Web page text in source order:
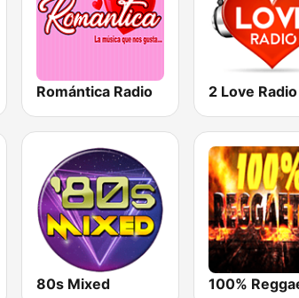
Romántica Radio 2 Love Radio
80s Mixed